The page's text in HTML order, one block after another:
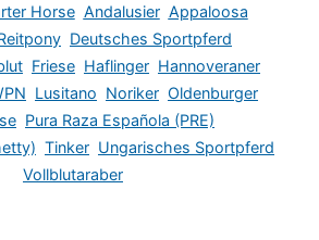
Horse Andalusier Appaloosa
Deutsches Sportpferd
Friese Haflinger Hannoveraner
Lusitano Noriker Oldenburger
Pura Raza Española (PRE)
Tinker Ungarisches Sportpferd
Vollblutaraber